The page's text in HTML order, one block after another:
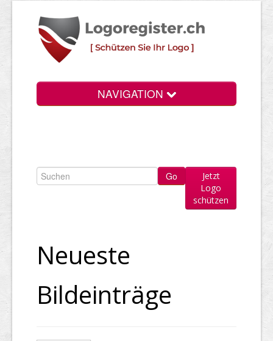
NAVIGATION
Suchen
Jetzt
Logo
schützen
Neueste
Bildeinträge